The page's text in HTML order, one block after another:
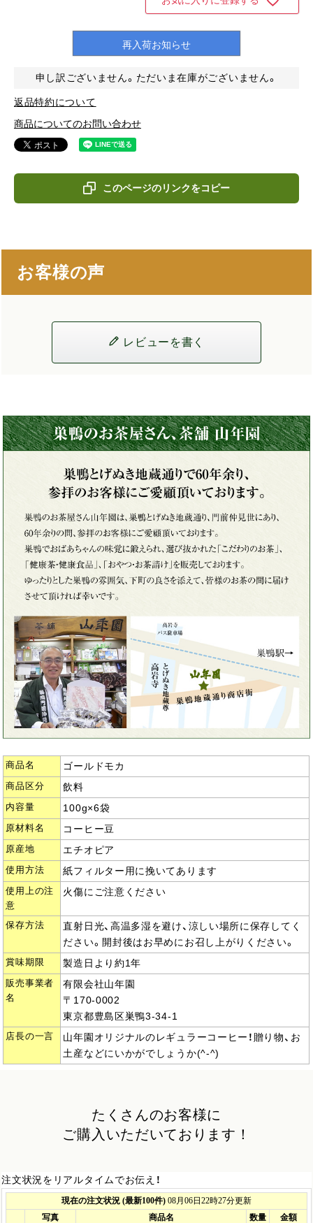
再入荷お知らせ
申し訳ございません。ただいま在庫がございません。
返品特約について
商品についてのお問い合わせ
このページのリンクをコピー
お客様の声
レビューを書く
商品名 ゴールドモカ
商品区分 飲料
内容量 100g×6袋
原材料名 コーヒー豆
原産地 エチオピア
使用方法 紙フィルター用に挽いてあります
使用上の注
意
火傷にご注意ください
保存方法
直射日光、高温多湿を避け、涼しい場所に保存してく
ださい。開封後はお早めにお召し上がりください。
賞味期限 製造日より約1年
販売事業者
名
有限会社山年園
〒170-0002
東京都豊島区巣鴨3-34-1
店長の一言
山年園オリジナルのレギュラーコーヒー！贈り物、お
土産などにいかがでしょうか(^-^)
たくさんのお客様に
ご購入いただいております！
注文状況をリアルタイムでお伝え！